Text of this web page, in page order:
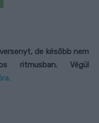
de később nem
ritmusban. Végül